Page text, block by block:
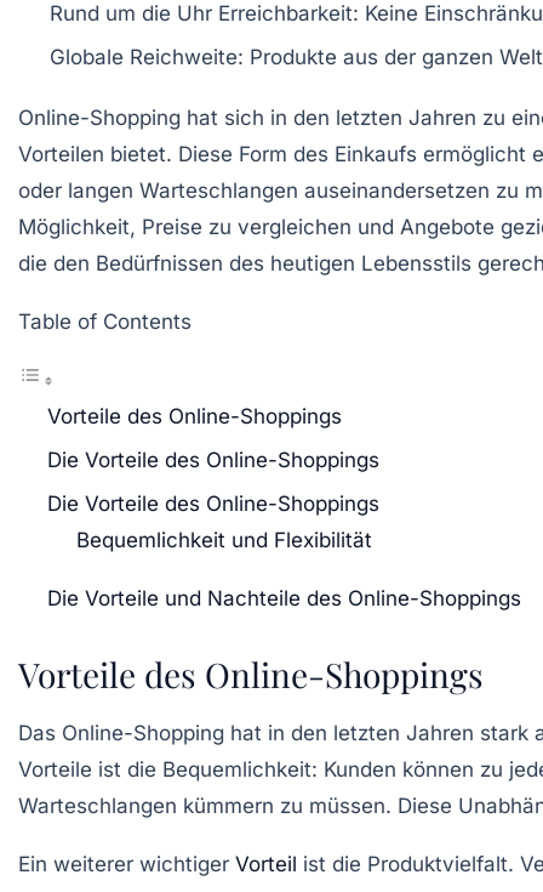
Rund um die Uhr Erreichbarkeit: Keine
Globale Reichweite: Produkte aus der ganzen
Online-Shopping hat sich in den letzten Jahren zu
Vorteilen bietet. Diese Form des Einkaufs ermöglicht
oder langen Warteschlangen auseinandersetzen zu
Möglichkeit, Preise zu vergleichen und Angebote
die den Bedürfnissen des heutigen Lebensstils
Table of Contents
Vorteile des Online-Shoppings
Die Vorteile des Online-Shoppings
Die Vorteile des Online-Shoppings
Bequemlichkeit und Flexibilität
Die Vorteile und Nachteile des Online-Shoppings
Vorteile des Online-Shoppings
Das Online-Shopping hat in den letzten Jahren stark
Vorteile ist die Bequemlichkeit: Kunden können zu
Warteschlangen kümmern zu müssen. Diese
Ein weiterer wichtiger Vorteil ist die Produktvielfalt.